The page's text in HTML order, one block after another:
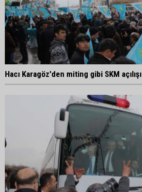
Hacı Karagöz'den miting gibi SKM açılışı